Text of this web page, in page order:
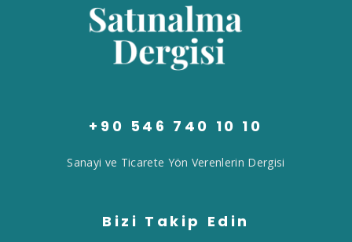
+90 546 740 10 10
Sanayi ve Ticarete Yön Verenlerin Dergisi
Bizi Takip Edin